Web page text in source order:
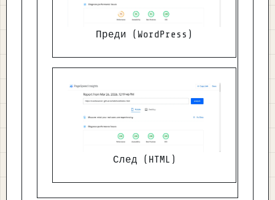
Преди (WordPress)
След (HTML)